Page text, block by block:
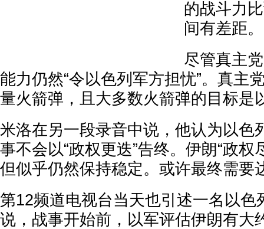
的战斗力
间有差距。
尽管真主
能力仍然“令以色列军方担忧”。真主
量火箭弹，且大多数火箭弹的目标是
米洛在另一段录音中说，他认为以色
事不会以“政权更迭”告终。伊朗“政
但似乎仍然保持稳定。或许最终需要
第12频道电视台当天也引述一名以色
说，战事开始前，以军评估伊朗有大